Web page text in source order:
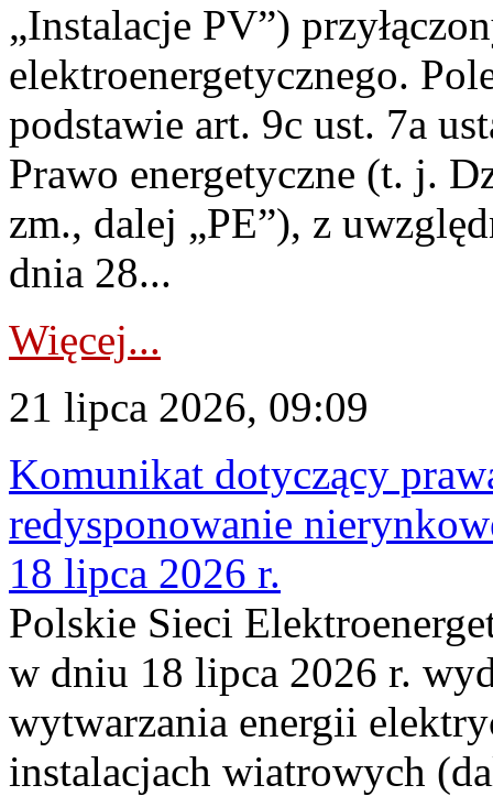
„Instalacje PV”)
elektroenergetycznego.
podstawie art. 9c ust. 7a
Prawo energetyczne (t. j.
zm., dalej „PE”), z
dnia 28...
Więcej...
21 lipca 2026, 09:09
Komunikat dotyczący
redysponowanie
18 lipca 2026 r.
Polskie Sieci
w dniu 18 lipca 2026 r.
wytwarzania energii
instalacjach wiatrowych